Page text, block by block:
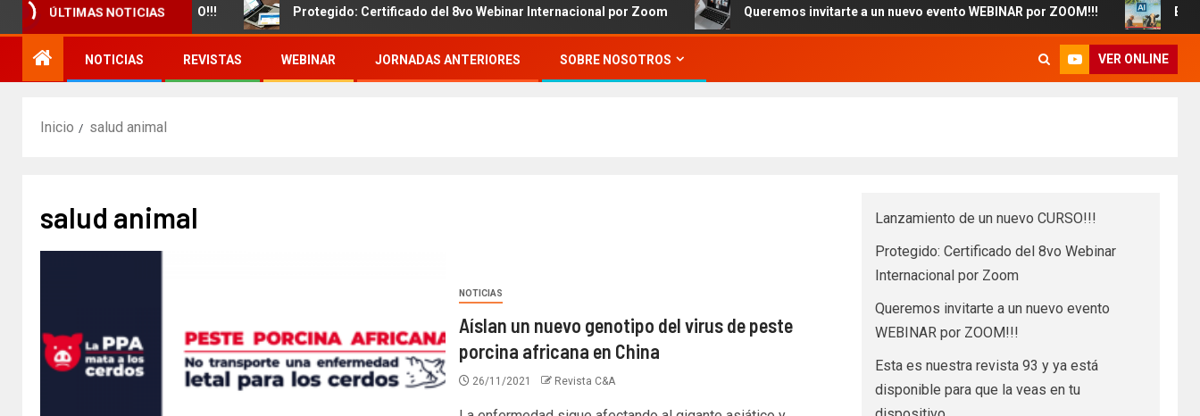
ÚLTIMAS NOTICIAS
de un nuevo CURSO!!! Protegido: Certificado del 8vo Webinar Internacional por Zoom Queremos invitarte a un nuevo evento WEBINAR por ZOOM!!! Esta es
NOTICIAS REVISTAS WEBINAR JORNADAS ANTERIORES SOBRE NOSOTROS VER ONLINE
Inicio salud animal
salud animal
NOTICIAS
Aíslan un nuevo genotipo del virus de peste
porcina africana en China
26/11/2021 Revista C&A
Lanzamiento de un nuevo CURSO!!!
Protegido: Certificado del 8vo Webinar
Internacional por Zoom
Queremos invitarte a un nuevo evento
WEBINAR por ZOOM!!!
Esta es nuestra revista 93 y ya está
disponible para que la veas en tu